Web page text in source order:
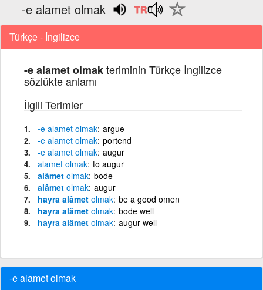
-e alamet olmak
Türkçe - İngilizce
-e alamet olmakteriminin Türkçe İngilizce
sözlükte anlamı
İlgili Terimler
-e alamet olmak argue
-e alamet olmak portend
-e alamet olmak augur
alamet olmak to augur
alâmet olmak bode
alâmet olmak augur
hayra alâmet olmak be a good omen
hayra alâmet olmak bode well
hayra alâmet olmak augur well
-e alamet olmak